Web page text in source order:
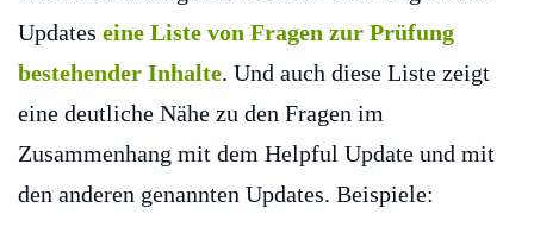
Updates eine Liste von Fragen zur Prüfung
bestehender Inhalte. Und auch diese Liste zeigt
eine deutliche Nähe zu den Fragen im
Zusammenhang mit dem Helpful Update und mit
den anderen genannten Updates. Beispiele: